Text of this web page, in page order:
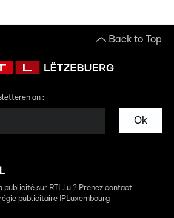
Back to Top
an :
Ok
publicité sur RTL.lu ? Prenez contact
publicitaire IPLuxembourg